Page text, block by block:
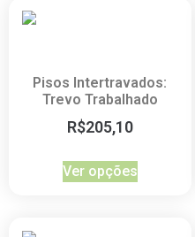
Pisos Intertravados:
Trevo Trabalhado
R$205,10
Ver opções